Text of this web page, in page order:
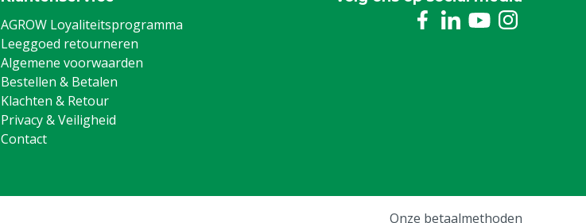
AGROW Loyaliteitsprogramma
Leeggoed retourneren
Algemene voorwaarden
Bestellen & Betalen
Klachten & Retour
Privacy & Veiligheid
Contact
Onze betaalmethoden